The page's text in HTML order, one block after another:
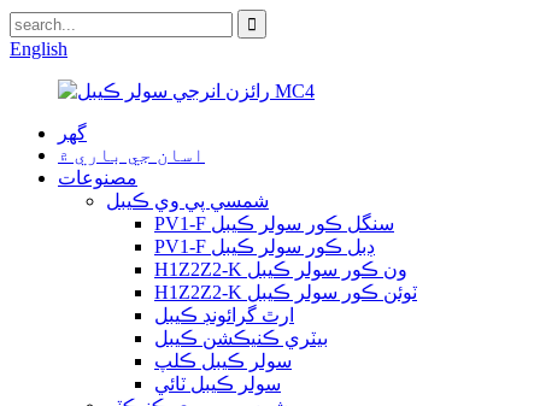
English
گھر
اسان جي باري ۾
مصنوعات
شمسي پي وي ڪيبل
PV1-F سنگل ڪور سولر ڪيبل
PV1-F ڊبل ڪور سولر ڪيبل
H1Z2Z2-K ون ڪور سولر ڪيبل
H1Z2Z2-K ٽوئن ڪور سولر ڪيبل
ارٿ گرائونڊ ڪيبل
بيٽري ڪنيڪشن ڪيبل
سولر ڪيبل ڪلپ
سولر ڪيبل ٽائي